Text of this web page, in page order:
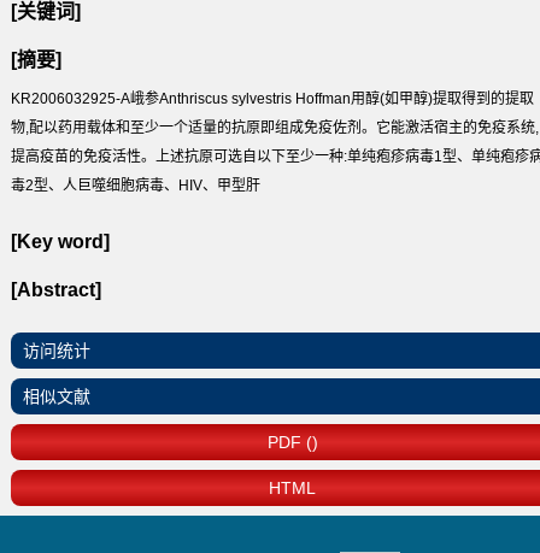
[关键词]
[摘要]
KR2006032925-A峨参Anthriscus sylvestris Hoffman用醇(如甲醇)提取得到的提取
物,配以药用载体和至少一个适量的抗原即组成免疫佐剂。它能激活宿主的免疫系统,
提高疫苗的免疫活性。上述抗原可选自以下至少一种:单纯疱疹病毒1型、单纯疱疹
毒2型、人巨噬细胞病毒、HIV、甲型肝
[Key word]
[Abstract]
访问统计
相似文献
PDF ()
HTML